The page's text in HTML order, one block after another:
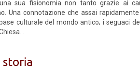
sua fisionomia non tanto grazie ai
Una connotazione che assai
culturale del mondo antico; i seguaci
storia